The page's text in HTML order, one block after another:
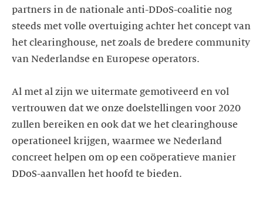
partners in de nationale anti-DDoS-coalitie nog
steeds met volle overtuiging achter het concept van
het clearinghouse, net zoals de bredere community
van Nederlandse en Europese operators.
Al met al zijn we uitermate gemotiveerd en vol
vertrouwen dat we onze doelstellingen voor 2020
zullen bereiken en ook dat we het clearinghouse
operationeel krijgen, waarmee we Nederland
concreet helpen om op een coöperatieve manier
DDoS-aanvallen het hoofd te bieden.